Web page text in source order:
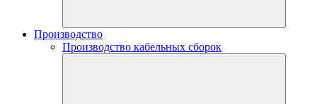
Производство
Производство кабельных сборок